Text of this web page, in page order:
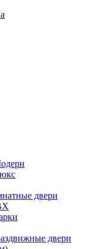
двери
двери